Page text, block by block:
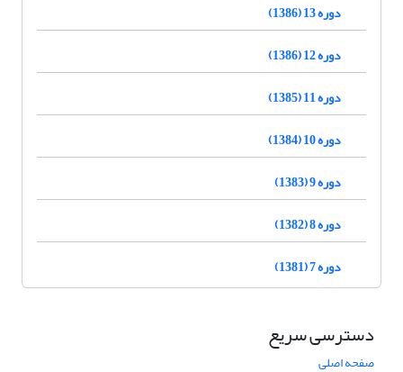
دوره 13 (1386)
دوره 12 (1386)
دوره 11 (1385)
دوره 10 (1384)
دوره 9 (1383)
دوره 8 (1382)
دوره 7 (1381)
دسترسی سریع
صفحه اصلی